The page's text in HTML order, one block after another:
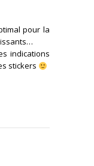
pour la
indications
stickers